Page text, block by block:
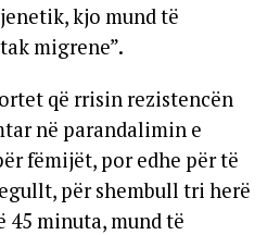
kjo mund të
migrene”.
që rrisin rezistencën
në parandalimin e
fëmijët, por edhe për të
për shembull tri herë
45 minuta, mund të